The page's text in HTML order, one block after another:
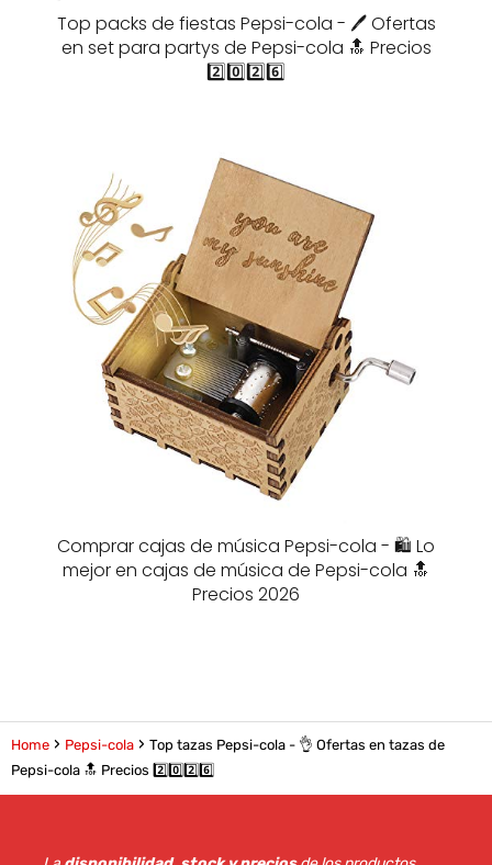
Top packs de fiestas Pepsi-cola - 🖊️ Ofertas
en set para partys de Pepsi-cola 🔝 Precios
2️⃣0️⃣2️⃣6️⃣
Comprar cajas de música Pepsi-cola - 🛍️ Lo
mejor en cajas de música de Pepsi-cola 🔝
Precios 2026
Home Pepsi-cola
Top tazas Pepsi-cola - 👌 Ofertas en tazas de
Pepsi-cola 🔝 Precios 2️⃣0️⃣2️⃣6️⃣